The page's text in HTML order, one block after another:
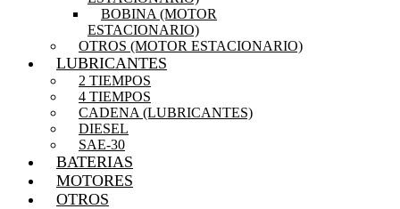
BOBINA (MOTOR
ESTACIONARIO)
OTROS (MOTOR ESTACIONARIO)
LUBRICANTES
2 TIEMPOS
4 TIEMPOS
CADENA (LUBRICANTES)
DIESEL
SAE-30
BATERIAS
MOTORES
OTROS